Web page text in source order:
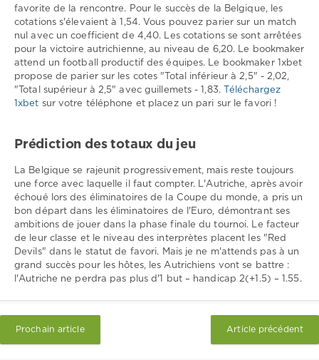
favorite de la rencontre. Pour le succès de la Belgique, les
cotations s'élevaient à 1,54. Vous pouvez parier sur un match
nul avec un coefficient de 4,40. Les cotations se sont arrêtées
pour la victoire autrichienne, au niveau de 6,20. Le bookmaker
attend un football productif des équipes. Le bookmaker 1xbet
propose de parier sur les cotes "Total inférieur à 2,5" - 2,02,
"Total supérieur à 2,5" avec guillemets - 1,83.
Téléchargez
1xbet sur votre téléphone et placez un pari sur le favori !
Prédiction des totaux du jeu
La Belgique se rajeunit progressivement, mais reste toujours
une force avec laquelle il faut compter. L'Autriche, après avoir
échoué lors des éliminatoires de la Coupe du monde, a pris un
bon départ dans les éliminatoires de l'Euro, démontrant ses
ambitions de jouer dans la phase finale du tournoi. Le facteur
de leur classe et le niveau des interprètes placent les "Red
Devils" dans le statut de favori. Mais je ne m'attends pas à un
grand succès pour les hôtes, les Autrichiens vont se battre :
l'Autriche ne perdra pas plus d'1 but – handicap 2(+1.5) – 1.55.
Prochain article Article précédent